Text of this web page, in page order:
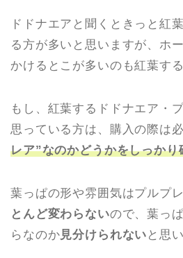
ドドナエアと聞くときっと紅
る方が多いと思いますが、ホ
かけるとこが多いのも紅葉す
もし、紅葉するドドナエア・
思っている方は、購入の際は
レア”なのかどうかをしっかり
葉っぱの形や雰囲気はプルプ
とんど変わらないので、葉っ
らなのか見分けられない と思